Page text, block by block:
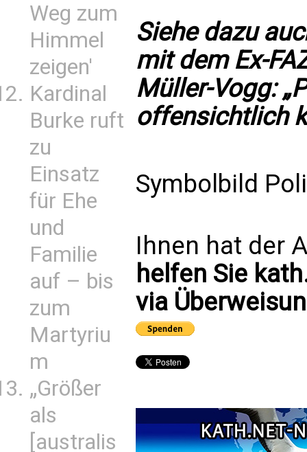
Weg zum
Himmel
zeigen'
Kardinal
Burke ruft
zu
Einsatz
für Ehe
und
Familie
auf – bis
zum
Martyriu
m
„Größer
als
[australis
Siehe dazu
mit dem Ex-
Müller-Vogg:
offensichtlich
Symbolbild
Ihnen hat der
helfen Sie
via